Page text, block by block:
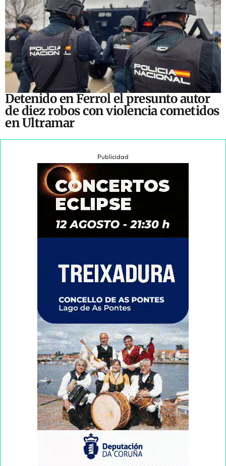
Detenido en Ferrol el presunto autor
de diez robos con violencia cometidos
en Ultramar
Publicidad